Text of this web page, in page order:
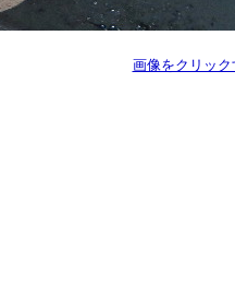
画像をクリッ